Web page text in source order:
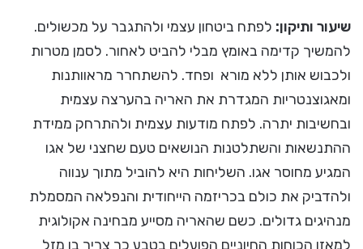
שיעור ותיקון: לפתח ביטחון עצמי ולהתגבר על מכשולים.
להמשיך קדימה באומץ מבלי להביט לאחור. לסמן מטרות
ולכבוש אותן ללא מורא ופחד. להשתחרר מראוותנות
ומאגוצנטריות המגדרת את האריה בהערצה עצמית
ובחשיבות יתרה. לפתח מודעות עצמית ולהתרחק ממידת
ההתנשאות והשתלטנות הנושאים טעם שחצני של אגו
המגיע מחוסר אגו. השליחות היא להוביל מתוך ענווה
ולהדביק את כולם בכריזמה הייחודית והנפלאה המסמלת
מנהיגים גדולים. כשם שהאריה מסייע מבחינה אקולוגית
למאזן הכוחות החיוניים הפועלים בטבע כך צריך בן מזל